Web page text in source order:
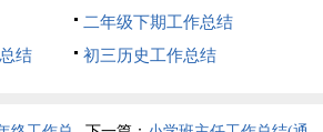
二年级下期工作总结
结
初三历史工作总结